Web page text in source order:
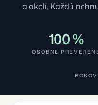
a okolí. Každú
100 %
OSOBNE